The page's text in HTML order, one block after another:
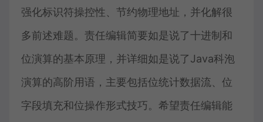
强化标识符操控性、节约物理地址，并化解很
多前述难题。责任编辑简要如是说了十进制和
位演算的基本原理，并详细如是说了Java科泡
演算的高阶用语，主要包括位统计数据流、位
字段填充和位操作形式技巧。希望责任编辑能